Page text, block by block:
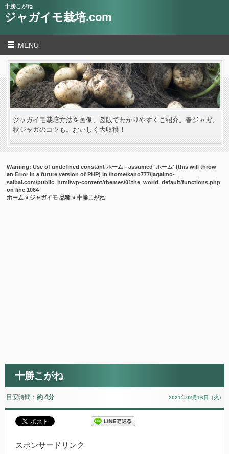
十勝こがね
ジャガイモ栽培.com
MENU
ジャガイモ栽培方法を画像、図版でわかりやすくご紹介。春ジャガ、
秋ジャガのコツも。おいしく大収穫！
Warning: Use of undefined constant ホーム - assumed 'ホーム' (this will throw
an Error in a future version of PHP) in/home/kano777/jagaimo-
saibai.com/public_html/wp-content/themes/01the_world_default/functions.php
on line1064
ホーム » ジャガイモ 品種 » 十勝こがね
十勝こがね
目安時間： 約 4分 2021年02月16日（火）
スポンサードリンク